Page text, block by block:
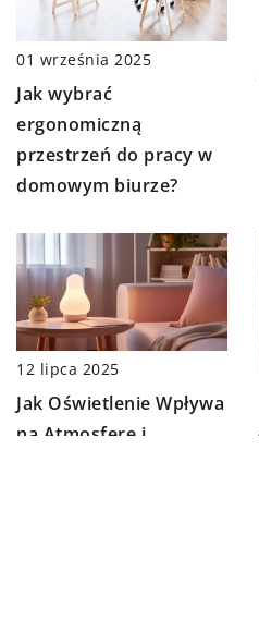
01 września 2025
Jak wybrać
ergonomiczną
przestrzeń do pracy w
domowym biurze?
12 lipca 2025
Jak Oświetlenie Wpływa
na Atmosferę i